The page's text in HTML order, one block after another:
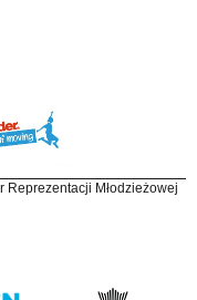
Reprezentacji Młodzieżowej